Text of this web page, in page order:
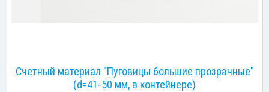
Счетный материал "Пуговицы большие прозрачные"
(d=41-50 мм, в контейнере)